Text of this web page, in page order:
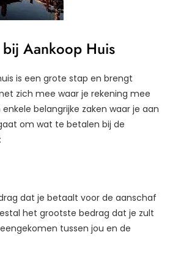
Aankoop Huis
is een grote stap en brengt
zich mee waar je rekening mee
belangrijke zaken waar je aan
om wat te betalen bij de
dat je betaalt voor de aanschaf
het grootste bedrag dat je zult
tussen jou en de